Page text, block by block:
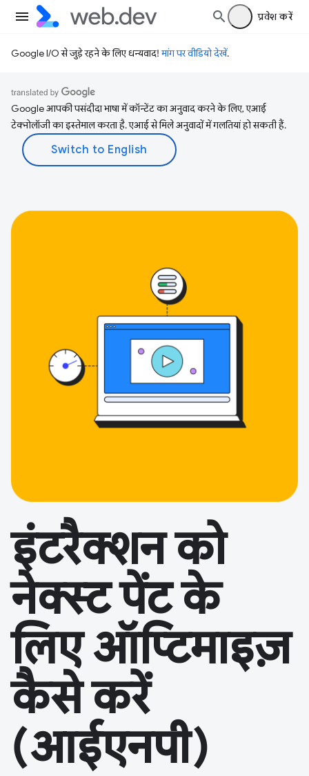
प्रवेश करें
Google I/O से जुड़े रहने के लिए धन्यवाद!मांग पर वीडियो देखें.
Google आपकी पसंदीदा भाषा में कॉन्टेंट का अनुवाद करने के लिए, एआई
टेक्नोलॉजी का इस्तेमाल करता है. एआई से मिले अनुवादों में गलतियां हो सकती हैं.
इंटरैक्शन को
नेक्स्ट पेंट के
लिए ऑप्टिमाइज़
कैसे करें
(आईएनपी)